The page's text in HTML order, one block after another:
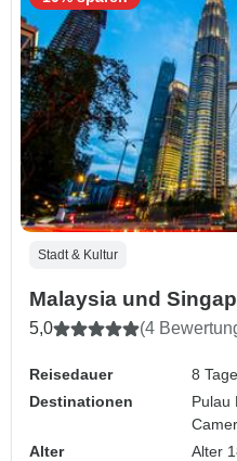
Stadt & Kultur
Malaysia und
5,0 (4
Reisedauer
8 Tage
Destinationen
Pulau
Alter
Alter